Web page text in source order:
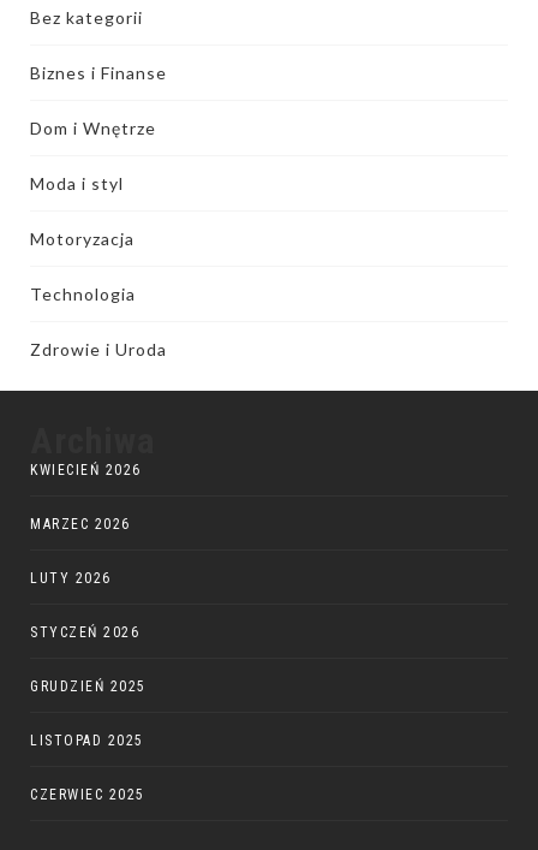
Bez kategorii
Biznes i Finanse
Dom i Wnętrze
Moda i styl
Motoryzacja
Technologia
Zdrowie i Uroda
KWIECIEŃ 2026
MARZEC 2026
LUTY 2026
STYCZEŃ 2026
GRUDZIEŃ 2025
LISTOPAD 2025
CZERWIEC 2025